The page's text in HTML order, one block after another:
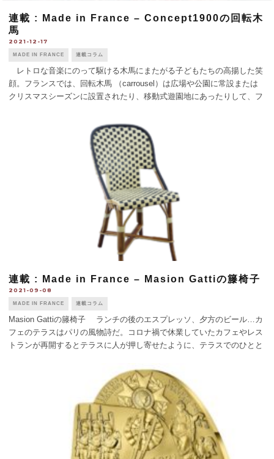
連載 : Made in France – Concept1900の回転木
馬
2021-12-17
MADE IN FRANCE 連載コラム
レトロな音楽にのって駆ける木馬にまたがる子どもたちの高揚した笑
顔。フランスでは、回転木馬 （carrousel）は広場や公園に常設または
クリスマスシーズンに設置されたり、移動式遊園地にあったりして、フ
連載 : Made in France – Masion Gattiの籐椅子
2021-09-08
MADE IN FRANCE 連載コラム
Masion Gattiの籐椅子 ランチの後のエスプレッソ、夕方のビール…カ
フェのテラスはパリの風物詩だ。コロナ禍で休業していたカフェやレス
トランが再開するとテラスに人が押し寄せたように、テラスでのひとと